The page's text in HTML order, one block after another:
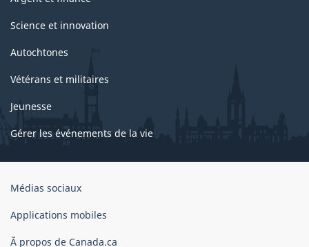
Science et innovation
Autochtones
Vétérans et militaires
Jeunesse
Gérer les événements de la vie
Organisation
gouvernement
Médias sociaux
Applications mobiles
Ã propos de Canada.ca